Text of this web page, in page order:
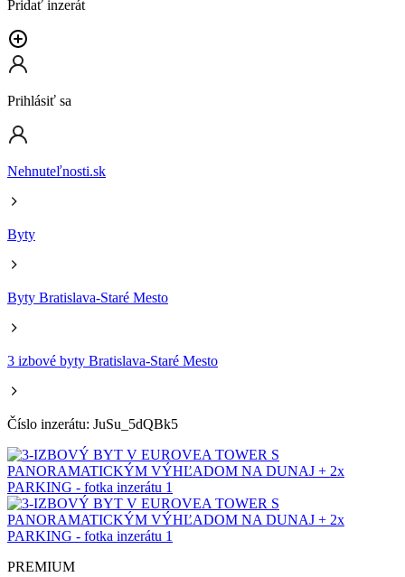
Pridať inzerát
Prihlásiť sa
Nehnuteľnosti.sk
Byty
Byty Bratislava-Staré Mesto
3 izbové byty Bratislava-Staré Mesto
Číslo inzerátu: JuSu_5dQBk5
PREMIUM